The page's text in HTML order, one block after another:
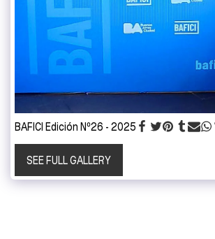
BAFICI Edición Nº26 - 2025
SEE FULL GALLERY